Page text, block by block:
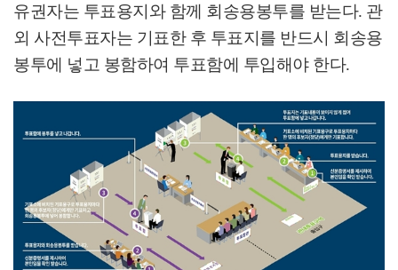
유권자는 투표용지와 함께 회송용봉투를 받는다. 관
외 사전투표자는 기표한 후 투표지를 반드시 회송용
봉투에 넣고 봉함하여 투표함에 투입해야 한다.